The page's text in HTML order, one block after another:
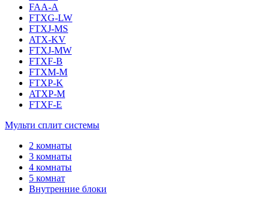
FAA-A
FTXG-LW
FTXJ-MS
ATX-KV
FTXJ-MW
FTXF-B
FTXM-M
FTXP-K
ATXP-M
FTXF-E
Мульти сплит системы
2 комнаты
3 комнаты
4 комнаты
5 комнат
Внутренние блоки